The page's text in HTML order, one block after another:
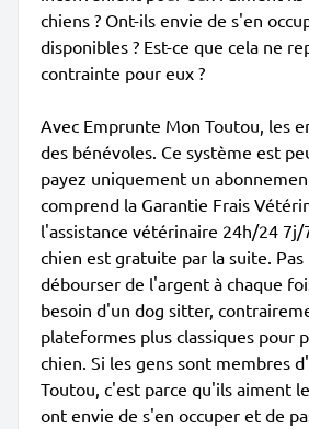
chiens ? Ont-ils envie de s'en
disponibles ? Est-ce que cela ne
contrainte pour eux ?
Avec Emprunte Mon Toutou, les
des bénévoles. Ce système est
payez uniquement un
comprend la Garantie Frais
l'assistance vétérinaire 24h/24 7j/
chien est gratuite par la suite. Pas
débourser de l'argent à chaque
besoin d'un dog sitter,
plateformes plus classiques pour
chien. Si les gens sont membres
Toutou, c'est parce qu'ils aiment
ont envie de s'en occuper et de